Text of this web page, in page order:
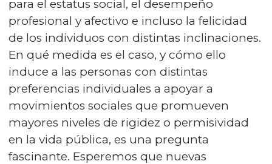
para el estatus social, el desempeño
profesional y afectivo e incluso la felicidad
de los individuos con distintas inclinaciones.
En qué medida es el caso, y cómo ello
induce a las personas con distintas
preferencias individuales a apoyar a
movimientos sociales que promueven
mayores niveles de rigidez o permisividad
en la vida pública, es una pregunta
fascinante. Esperemos que nuevas